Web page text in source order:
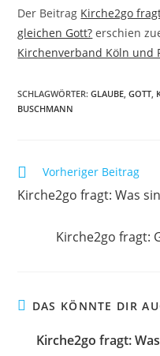
Der Beitrag Kirche2go
gleichen Gott? erschien
Kirchenverband Köln und
SCHLAGWÖRTER:GLAUBE, GOTT,
BUSCHMANN
Weitere
Artikel
ansehen
Vorheriger Beitrag
Kirche2go fragt: Was
Kirche2go fragt:
DAS KÖNNTE DIR
Kirche2go fragt: